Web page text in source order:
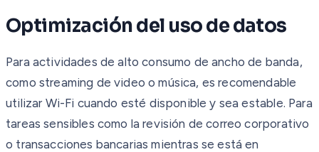
Optimización del uso de datos
Para actividades de alto consumo de ancho de banda,
como streaming de video o música, es recomendable
utilizar Wi-Fi cuando esté disponible y sea estable. Para
tareas sensibles como la revisión de correo corporativo
o transacciones bancarias mientras se está en